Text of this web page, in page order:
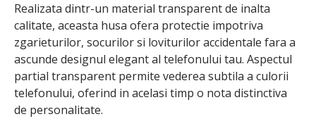
Realizata dintr-un material transparent de inalta
calitate, aceasta husa ofera protectie impotriva
zgarieturilor, socurilor si loviturilor accidentale fara a
ascunde designul elegant al telefonului tau. Aspectul
partial transparent permite vederea subtila a culorii
telefonului, oferind in acelasi timp o nota distinctiva
de personalitate.